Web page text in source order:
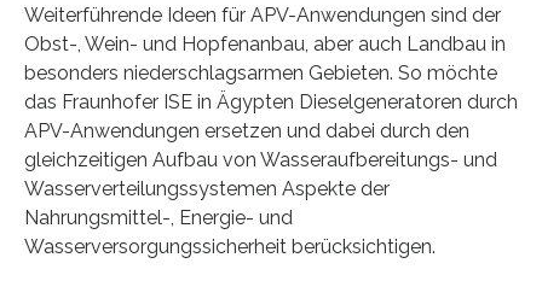
Weiterführende Ideen für APV-Anwendungen sind der
Obst-, Wein- und Hopfenanbau, aber auch Landbau in
besonders niederschlagsarmen Gebieten. So möchte
das Fraunhofer ISE in Ägypten Dieselgeneratoren durch
APV-Anwendungen ersetzen und dabei durch den
gleichzeitigen Aufbau von Wasseraufbereitungs- und
Wasserverteilungssystemen Aspekte der
Nahrungsmittel-, Energie- und
Wasserversorgungssicherheit berücksichtigen.